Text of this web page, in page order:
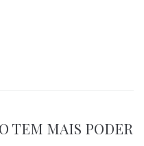
TEM MAIS PODER